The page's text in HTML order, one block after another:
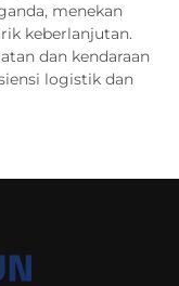
menekan
keberlanjutan.
dan kendaraan
logistik dan